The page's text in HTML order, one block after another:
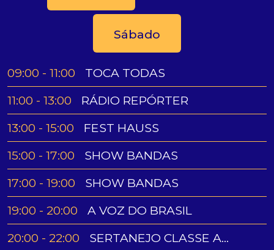
Sábado
09:00 - 11:00
TOCA TODAS
11:00 - 13:00
RÁDIO REPÓRTER
13:00 - 15:00
FEST HAUSS
15:00 - 17:00
SHOW BANDAS
17:00 - 19:00
SHOW BANDAS
19:00 - 20:00
A VOZ DO BRASIL
20:00 - 22:00
SERTANEJO CLASSE A